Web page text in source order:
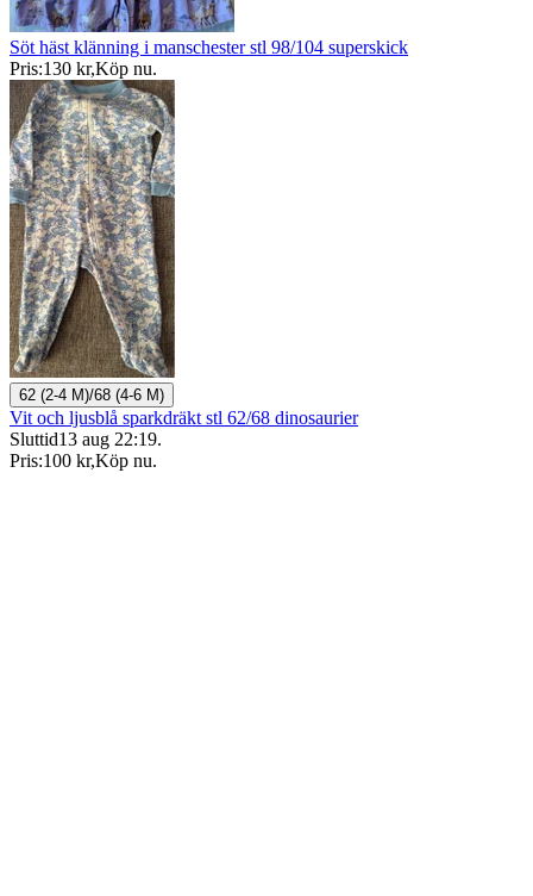
Söt häst klänning i manschester stl 98/104 superskick
Pris:130 kr,Köp nu.
62 (2-4 M)/68 (4-6 M)
Vit och ljusblå sparkdräkt stl 62/68 dinosaurier
Sluttid13 aug 22:19.
Pris:100 kr,Köp nu.